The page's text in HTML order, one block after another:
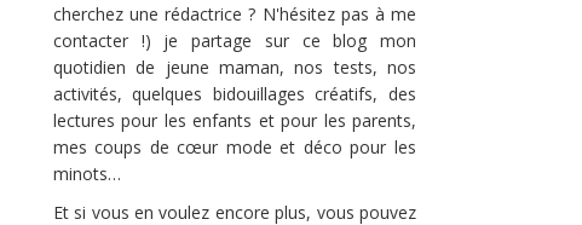
cherchez une rédactrice ? N'hésitez pas à me
contacter !) je partage sur ce blog mon
quotidien de jeune maman, nos tests, nos
activités, quelques bidouillages créatifs, des
lectures pour les enfants et pour les parents,
mes coups de cœur mode et déco pour les
minots…
Et si vous en voulez encore plus, vous pouvez